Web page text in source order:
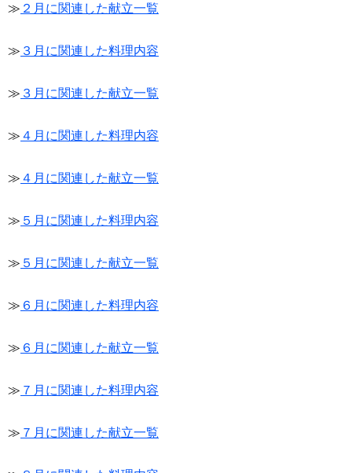
≫ ２月に関連した献立一覧
≫ ３月に関連した料理内容
≫ ３月に関連した献立一覧
≫ ４月に関連した料理内容
≫ ４月に関連した献立一覧
≫ ５月に関連した料理内容
≫ ５月に関連した献立一覧
≫ ６月に関連した料理内容
≫ ６月に関連した献立一覧
≫ ７月に関連した料理内容
≫ ７月に関連した献立一覧